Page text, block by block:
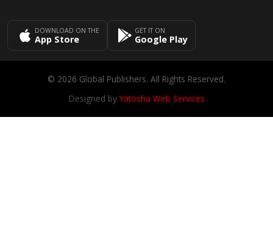
DOWNLOAD ON THE
App Store
GET IT ON
Google Play
© 2026 Global Publishers. All Rights Reserved.
Designed byYatosha Web Services